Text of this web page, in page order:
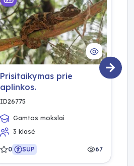
Prisitaikymas prie
aplinkos.
ID26775
Gamtos mokslai
3 klasė
0 SUP 67